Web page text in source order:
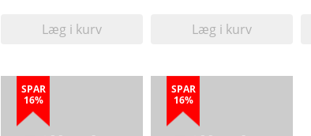
Læg i kurv Læg i kurv
SPAR
16%
SPAR
16%